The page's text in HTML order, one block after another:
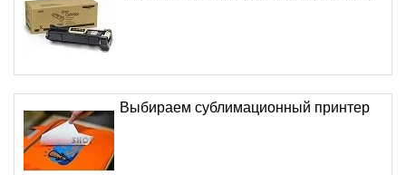
Выбираем сублимационный принтер